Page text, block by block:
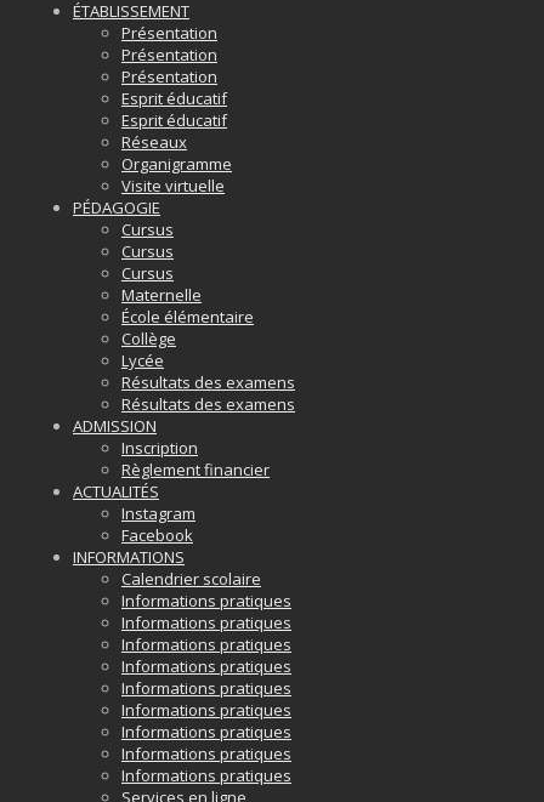
ÉTABLISSEMENT
Présentation
Présentation
Présentation
Esprit éducatif
Esprit éducatif
Réseaux
Organigramme
Visite virtuelle
PÉDAGOGIE
Cursus
Cursus
Cursus
Maternelle
École élémentaire
Collège
Lycée
Résultats des examens
Résultats des examens
ADMISSION
Inscription
Règlement financier
ACTUALITÉS
Instagram
Facebook
INFORMATIONS
Calendrier scolaire
Informations pratiques
Informations pratiques
Informations pratiques
Informations pratiques
Informations pratiques
Informations pratiques
Informations pratiques
Informations pratiques
Informations pratiques
Services en ligne